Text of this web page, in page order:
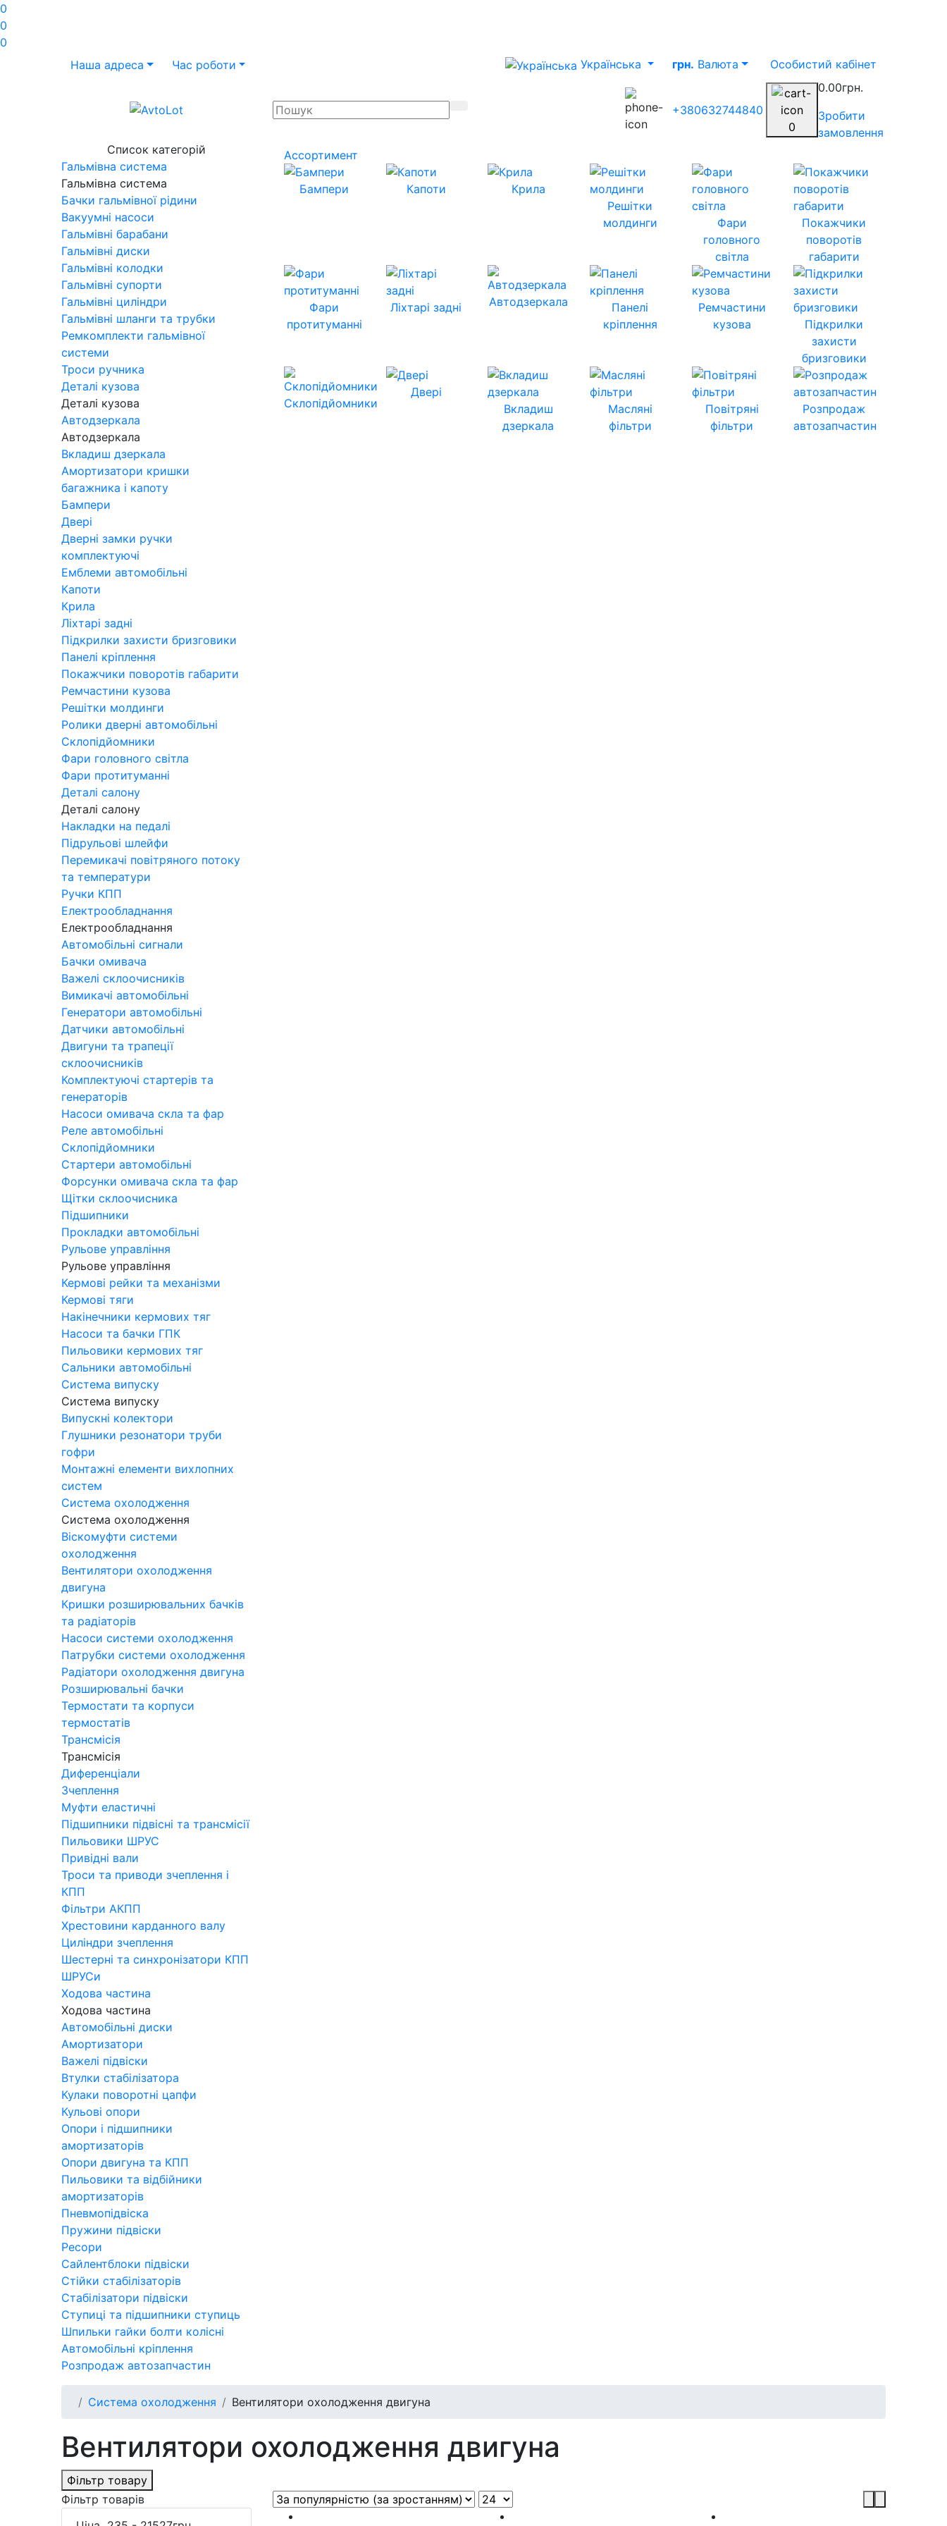
0
0
0
Наша адреса
Час роботи Українська грн. Валюта Особистий кабінет
+380632744840
0
0.00грн.
Зробити
замовлення
Список категорій
Гальмівна система
Гальмівна система
Бачки гальмівної рідини
Вакуумні насоси
Гальмівні барабани
Гальмівні диски
Гальмівні колодки
Гальмівні супорти
Гальмівні циліндри
Гальмівні шланги та трубки
Ремкомплекти гальмівної
системи
Троси ручника
Деталі кузова
Деталі кузова
Автодзеркала
Автодзеркала
Вкладиш дзеркала
Амортизатори кришки
багажника і капоту
Бампери
Двері
Дверні замки ручки
комплектуючі
Емблеми автомобільні
Капоти
Крила
Ліхтарі задні
Підкрилки захисти бризговики
Панелі кріплення
Покажчики поворотів габарити
Ремчастини кузова
Решітки молдинги
Ролики дверні автомобільні
Склопідйомники
Фари головного світла
Фари протитуманні
Деталі салону
Деталі салону
Накладки на педалі
Підрульові шлейфи
Перемикачі повітряного потоку
та температури
Ручки КПП
Електрообладнання
Електрообладнання
Автомобільні сигнали
Бачки омивача
Важелі склоочисників
Вимикачі автомобільні
Генератори автомобільні
Датчики автомобільні
Двигуни та трапеції
склоочисників
Комплектуючі стартерів та
генераторів
Насоси омивача скла та фар
Реле автомобільні
Склопідйомники
Стартери автомобільні
Форсунки омивача скла та фар
Щітки склоочисника
Підшипники
Прокладки автомобільні
Рульове управління
Рульове управління
Кермові рейки та механізми
Кермові тяги
Накінечники кермових тяг
Насоси та бачки ГПК
Пильовики кермових тяг
Сальники автомобільні
Система випуску
Система випуску
Випускні колектори
Глушники резонатори труби
гофри
Монтажні елементи вихлопних
систем
Система охолодження
Система охолодження
Віскомуфти системи
охолодження
Вентилятори охолодження
двигуна
Кришки розширювальних бачків
та радіаторів
Насоси системи охолодження
Патрубки системи охолодження
Радіатори охолодження двигуна
Розширювальні бачки
Термостати та корпуси
термостатів
Трансмісія
Трансмісія
Диференціали
Зчеплення
Муфти еластичні
Підшипники підвісні та трансмісії
Пильовики ШРУС
Привідні вали
Троси та приводи зчеплення і
КПП
Фільтри АКПП
Хрестовини карданного валу
Циліндри зчеплення
Шестерні та синхронізатори КПП
ШРУСи
Ходова частина
Ходова частина
Автомобільні диски
Амортизатори
Важелі підвіски
Втулки стабілізатора
Кулаки поворотні цапфи
Кульові опори
Опори і підшипники
амортизаторів
Опори двигуна та КПП
Пильовики та відбійники
амортизаторів
Пневмопідвіска
Пружини підвіски
Ресори
Сайлентблоки підвіски
Стійки стабілізаторів
Стабілізатори підвіски
Ступиці та підшипники ступиць
Шпильки гайки болти колісні
Автомобільні кріплення
Розпродаж автозапчастин
Ассортимент
Бампери Капоти
Крила
Решітки
молдинги
Фари
головного
світла
Покажчики
поворотів
габарити
Фари
протитуманні
Ліхтарі задні Автодзеркала
Панелі
кріплення
Ремчастини
кузова
Підкрилки
захисти
бризговики
Склопідйомники
Двері
Вкладиш
дзеркала
Масляні
фільтри
Повітряні
фільтри
Розпродаж
автозапчастин
Система охолодження Вентилятори охолодження двигуна
Вентилятори охолодження двигуна
Фільтр товару
Фільтр товарів